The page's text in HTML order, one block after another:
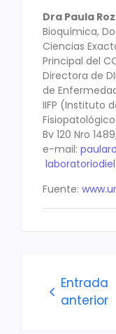
Dra Paula
Bioquímica,
Ciencias
Principal del
Directora de
de
IIFP (Instituto
Bv 120 Nro
e-mail:
Fuente:
Entrada
anterior